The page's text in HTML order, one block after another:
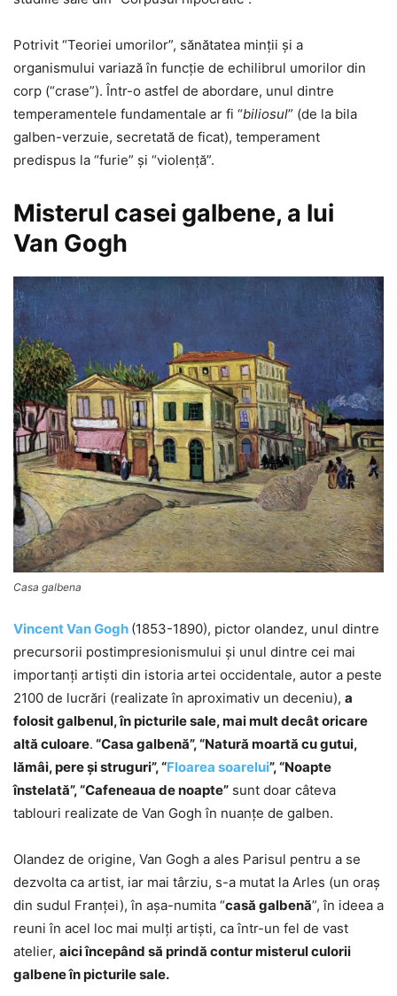
Potrivit “Teoriei umorilor”, sănătatea minții şi a
organismului variază în funcție de echilibrul umorilor din
corp (“crase”). Într-o astfel de abordare, unul dintre
temperamentele fundamentale ar fi “biliosul” (de la bila
galben-verzuie, secretată de ficat), temperament
predispus la “furie” şi “violenţă”.
Misterul casei galbene, a lui
Van Gogh
Casa galbena
Vincent Van Gogh (1853-1890), pictor olandez, unul dintre
precursorii postimpresionismului şi unul dintre cei mai
importanţi artişti din istoria artei occidentale, autor a peste
2100 de lucrări (realizate în aproximativ un deceniu), a
folosit galbenul, în picturile sale, mai mult decât oricare
altă culoare. “Casa galbenă”, “Natură moartă cu gutui,
lămâi, pere și struguri”, “Floarea soarelui”, “Noapte
înstelată”, “Cafeneaua de noapte” sunt doar câteva
tablouri realizate de Van Gogh în nuanţe de galben.
Olandez de origine, Van Gogh a ales Parisul pentru a se
dezvolta ca artist, iar mai târziu, s-a mutat la Arles (un oraş
din sudul Franţei), în aşa-numita “casă galbenă”, în ideea a
reuni în acel loc mai mulţi artişti, ca într-un fel de vast
atelier, aici începând să prindă contur misterul culorii
galbene în picturile sale.